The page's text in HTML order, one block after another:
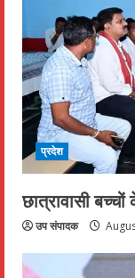
प्रदेश
छात्रावासी
उप संपादक